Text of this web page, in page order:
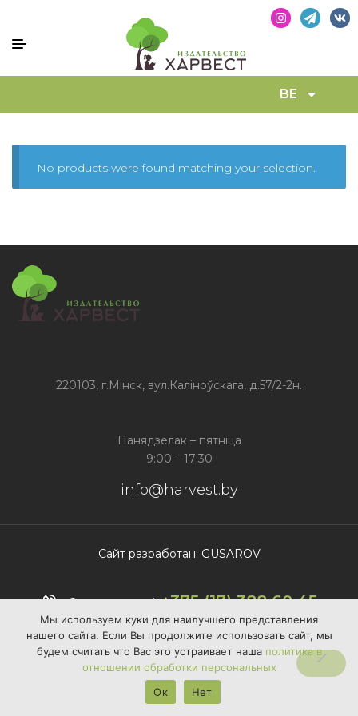
BE
No products were found matching your selection.
220103, г.Мінск, вул.Каліноўскага, д.57/2-2н.
Панядзелак – пятніца
9:00 – 17:30
info@harvest.by
Сайт разработан: GUSAROV
Звяжыся з намі:+375 (17) 388 60 45
Мы используем куки для наилучшего представления
нашего сайта. Если Вы продолжите использовать сайт, мы
будем считать что Вас это устраивает наша политика в
отношении обработки персональных
Ок
Нет